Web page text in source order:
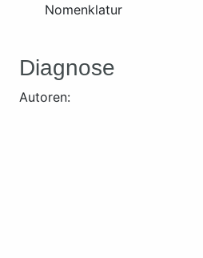
Nomenklatur
Diagnose
Autoren: